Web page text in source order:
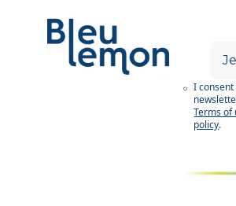
I
Terms of
policy.